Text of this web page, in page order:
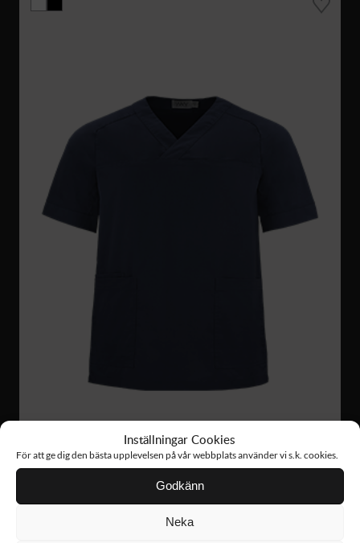
Inställningar Cookies
För att ge dig den bästa upplevelsen på vår webbplats använder vi s.k. cookies.
Godkänn
Neka
LO BUSSARONG